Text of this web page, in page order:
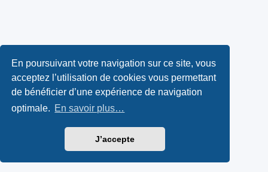
En poursuivant votre navigation sur ce site, vous
acceptez l’utilisation de cookies vous permettant
de bénéficier d’une expérience de navigation
optimale. En savoir plus…
J’accepte